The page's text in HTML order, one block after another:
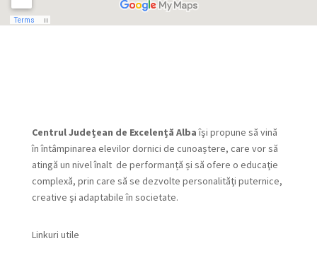
Centrul Județean de Excelență Albaîşi propune să vină
în întâmpinarea elevilor dornici de cunoaștere, care vor să
atingă un nivel înalt de performanță și să ofere o educaţie
complexă, prin care să se dezvolte personalităţi puternice,
creative şi adaptabile în societate.
Linkuri utile